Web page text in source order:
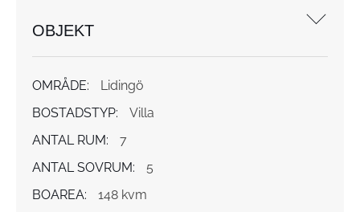
OBJEKT
OMRÅDE:
Lidingö
BOSTADSTYP:
Villa
ANTAL RUM:
7
ANTAL SOVRUM:
5
BOAREA:
148 kvm